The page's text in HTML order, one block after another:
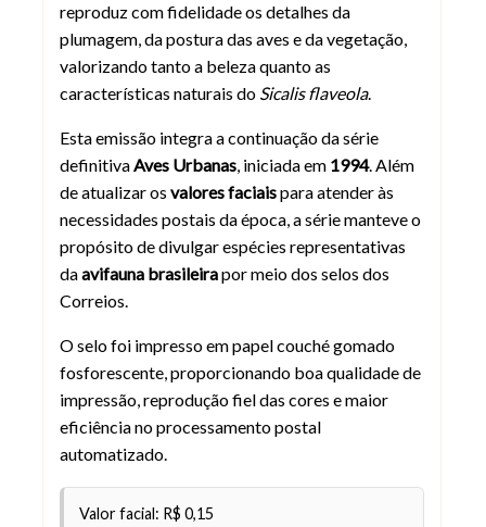
reproduz com fidelidade os detalhes da
plumagem, da postura das aves e da vegetação,
valorizando tanto a beleza quanto as
características naturais do Sicalis flaveola.
Esta emissão integra a continuação da série
definitivaAves Urbanas, iniciada em 1994. Além
de atualizar os valores faciaispara atender às
necessidades postais da época, a série manteve o
propósito de divulgar espécies representativas
daavifauna brasileirapor meio dos selos dos
Correios.
O selo foi impresso em papel couché gomado
fosforescente, proporcionando boa qualidade de
impressão, reprodução fiel das cores e maior
eficiência no processamento postal
automatizado.
Valor facial: R$ 0,15